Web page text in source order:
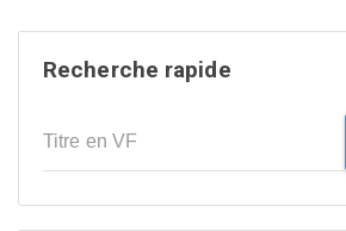
Recherche rapide